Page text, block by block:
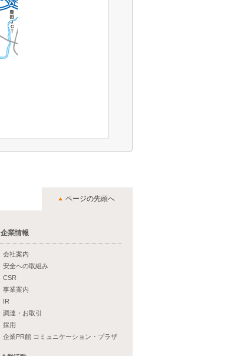
ページの先頭へ
企業情報
会社案内
安全への取組み
CSR
事業案内
IR
調達・お取引
採用
企業PR館 コミュニケーション・プラザ